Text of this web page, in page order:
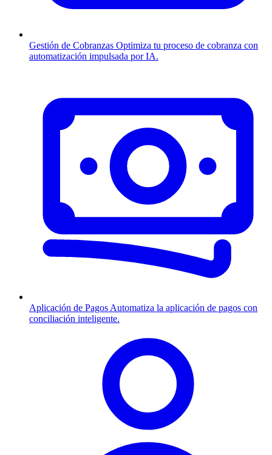
Gestión de Cobranzas Optimiza tu proceso de cobranza con
automatización impulsada por IA.
Aplicación de Pagos Automatiza la aplicación de pagos con
conciliación inteligente.